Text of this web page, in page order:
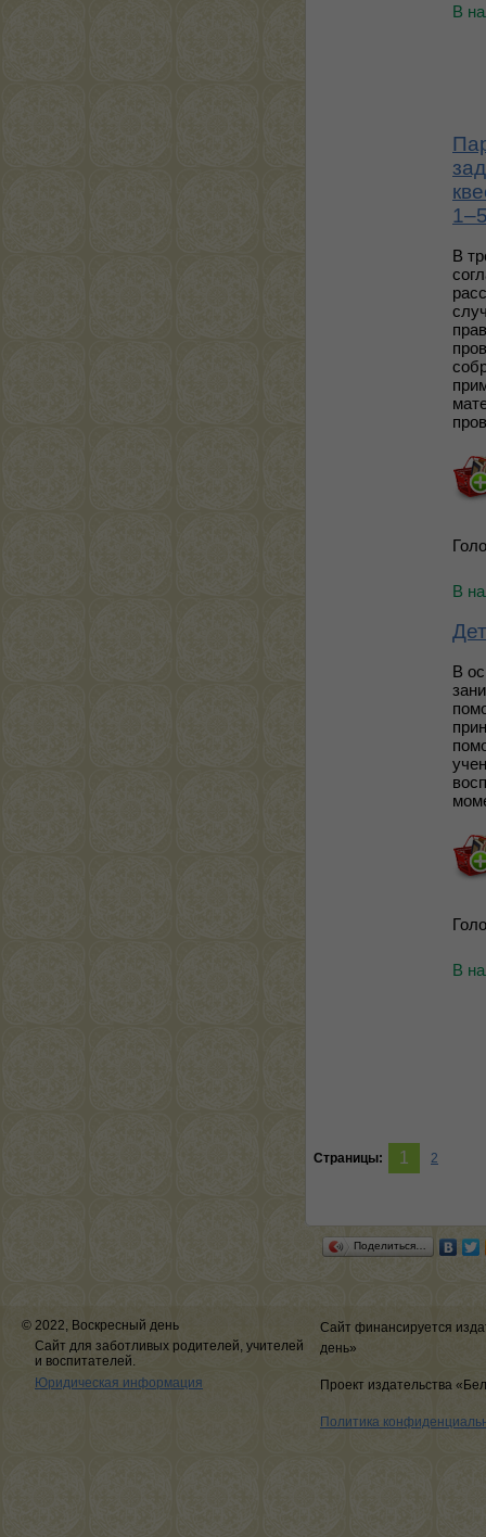
В
В
В
В
В
Страницы: 1 2
Поделиться…
© 2022, Воскресный день
Сайт для заботливых родителей, учителей
и воспитателей.
Юридическая информация
Сайт финансируется
день»
Проект издательства
Политика